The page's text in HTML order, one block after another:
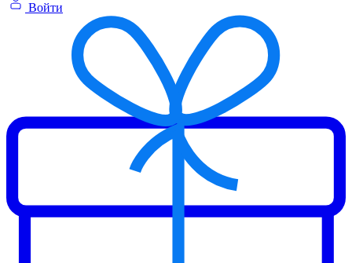
Войти